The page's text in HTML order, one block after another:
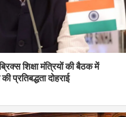
शिक्षा मंत्रियों की बैठक में
प्रतिबद्धता दोहराई